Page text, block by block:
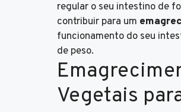
regular o seu intestino de
contribuir para um
funcionamento do seu
de peso.
Vegetais